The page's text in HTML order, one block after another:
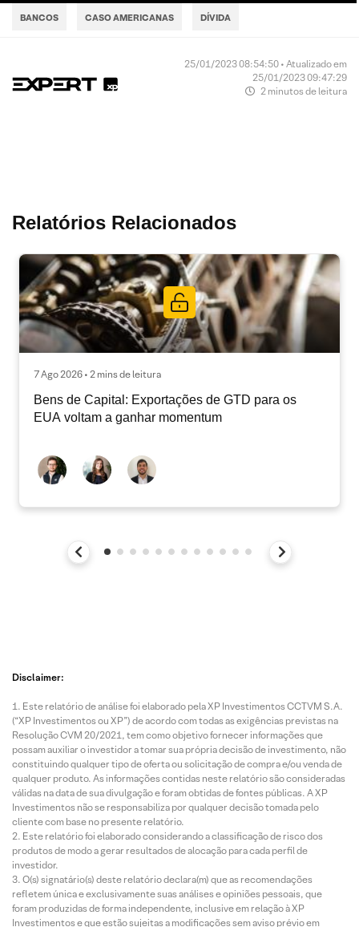
BANCOS CASO AMERICANAS DÍVIDA
25/01/2023 08:54:50 • Atualizado em
25/01/2023 09:47:29
2 minutos de leitura
Relatórios Relacionados
7 Ago 2026 • 2 mins de leitura
Bens de Capital: Exportações de GTD para os
EUA voltam a ganhar momentum
Disclaimer:
Este relatório de análise foi elaborado pela XP Investimentos CCTVM S.A.
(“XP Investimentos ou XP”) de acordo com todas as exigências previstas na
Resolução CVM 20/2021, tem como objetivo fornecer informações que
possam auxiliar o investidor a tomar sua própria decisão de investimento, não
constituindo qualquer tipo de oferta ou solicitação de compra e/ou venda de
qualquer produto. As informações contidas neste relatório são consideradas
válidas na data de sua divulgação e foram obtidas de fontes públicas. A XP
Investimentos não se responsabiliza por qualquer decisão tomada pelo
cliente com base no presente relatório.
Este relatório foi elaborado considerando a classificação de risco dos
produtos de modo a gerar resultados de alocação para cada perfil de
investidor.
O(s) signatário(s) deste relatório declara(m) que as recomendações
refletem única e exclusivamente suas análises e opiniões pessoais, que
foram produzidas de forma independente, inclusive em relação à XP
Investimentos e que estão sujeitas a modificações sem aviso prévio em